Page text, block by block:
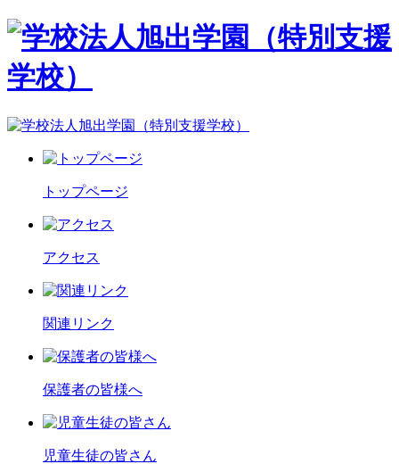
トップページ
アクセス
関連リンク
保護者の皆様へ
児童生徒の皆さん